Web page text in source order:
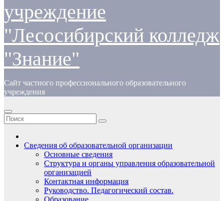
учреждение
"Лесосибирский колледж
"Знание"
Сайт частного профессионального образовательного
учреждения
Сведения об образовательной организации
Основные сведения
Структура и органы управления образовательной
организацией
Контактная информация
Руководство. Педагогический состав.
Образование